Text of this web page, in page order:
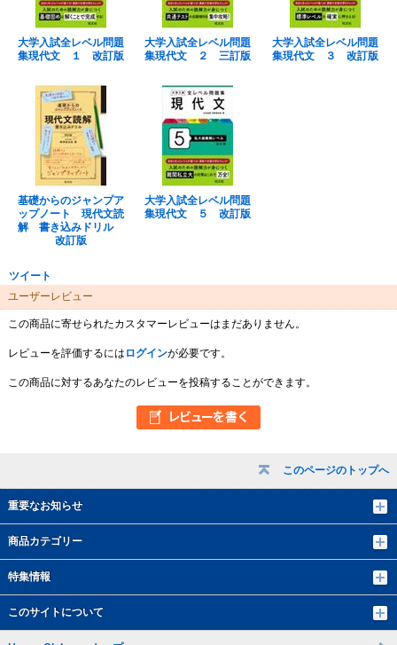
このページのトップへ
重要なお知らせ
商品カテゴリー
特集情報
このサイトについて
大学入試全レベル問題
集現代文 １ 改訂版
大学入試全レベル問題
集現代文 ２ 三訂版
大学入試全レベル問題
集現代文 ３ 改訂版
基礎からのジャンプア
ップノート 現代文読
解 書き込みドリル
改訂版
大学入試全レベル問題
集現代文 ５ 改訂版
ツイート
ユーザーレビュー
この商品に寄せられたカスタマーレビューはまだありません。
レビューを評価するには ログインが必要です。
この商品に対するあなたのレビューを投稿することができます。